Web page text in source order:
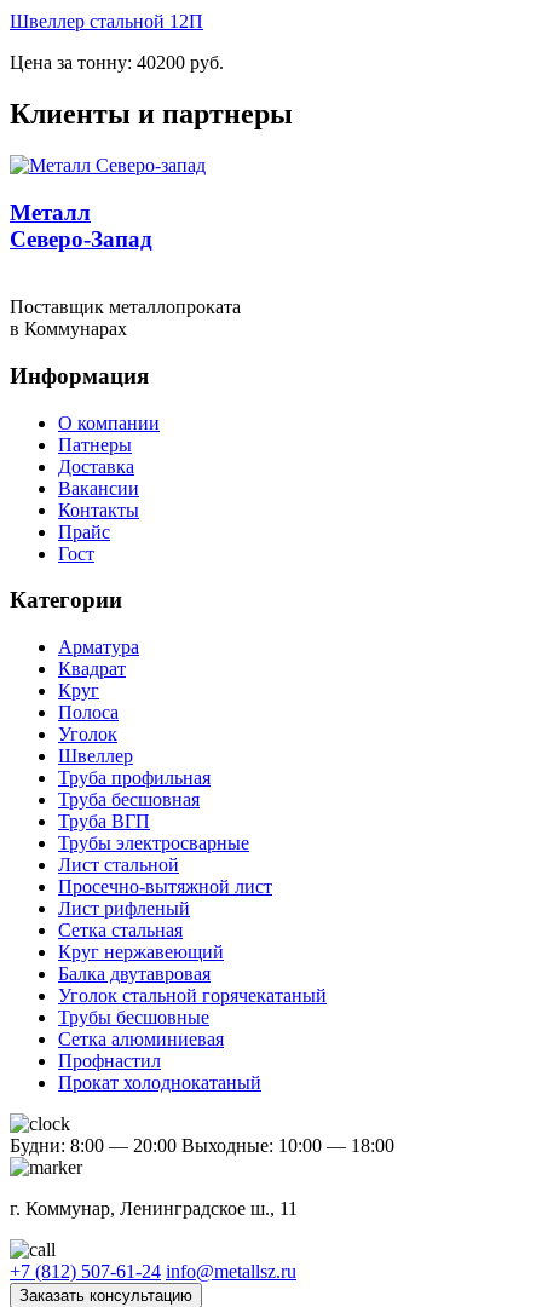
Швеллер стальной 12П
Цена за тонну: 40200 руб.
Клиенты и партнеры
Металл
Северо-Запад
Поставщик металлопроката
в Коммунарах
Информация
О компании
Патнеры
Доставка
Вакансии
Контакты
Прайс
Гост
Категории
Арматура
Квадрат
Круг
Полоса
Уголок
Швеллер
Труба профильная
Труба бесшовная
Труба ВГП
Трубы электросварные
Лист стальной
Просечно-вытяжной лист
Лист рифленый
Сетка стальная
Круг нержавеющий
Балка двутавровая
Уголок стальной горячекатаный
Трубы бесшовные
Сетка алюминиевая
Профнастил
Прокат холоднокатаный
Будни: 8:00 — 20:00 Выходные: 10:00 — 18:00
г. Коммунар, Ленинградское ш., 11
+7 (812) 507-61-24 info@metallsz.ru
Заказать консультацию